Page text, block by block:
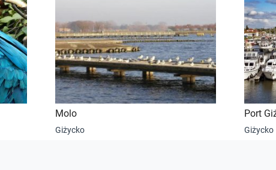
Molo
Giżycko
Port
Giżycko